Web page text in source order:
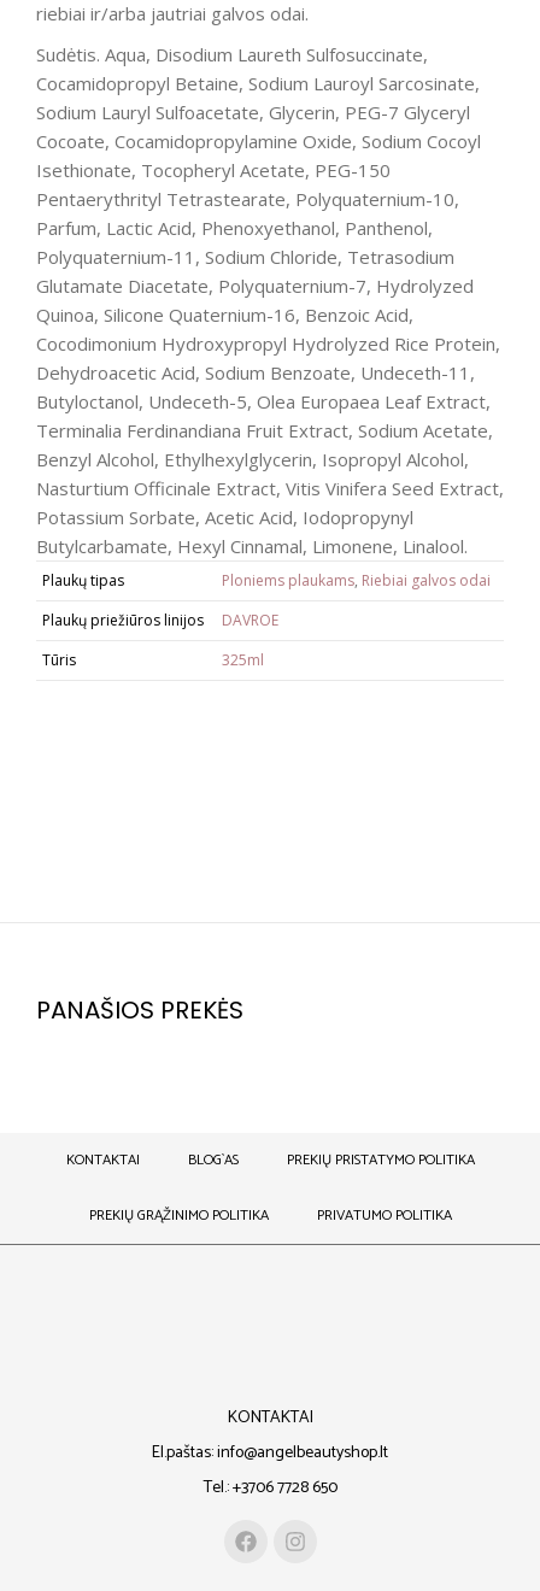
riebiai ir/arba jautriai galvos odai.
Sudėtis. Aqua, Disodium Laureth Sulfosuccinate,
Cocamidopropyl Betaine, Sodium Lauroyl Sarcosinate,
Sodium Lauryl Sulfoacetate, Glycerin, PEG-7 Glyceryl
Cocoate, Cocamidopropylamine Oxide, Sodium Cocoyl
Isethionate, Tocopheryl Acetate, PEG-150
Pentaerythrityl Tetrastearate, Polyquaternium-10,
Parfum, Lactic Acid, Phenoxyethanol, Panthenol,
Polyquaternium-11, Sodium Chloride, Tetrasodium
Glutamate Diacetate, Polyquaternium-7, Hydrolyzed
Quinoa, Silicone Quaternium-16, Benzoic Acid,
Cocodimonium Hydroxypropyl Hydrolyzed Rice Protein,
Dehydroacetic Acid, Sodium Benzoate, Undeceth-11,
Butyloctanol, Undeceth-5, Olea Europaea Leaf Extract,
Terminalia Ferdinandiana Fruit Extract, Sodium Acetate,
Benzyl Alcohol, Ethylhexylglycerin, Isopropyl Alcohol,
Nasturtium Officinale Extract, Vitis Vinifera Seed Extract,
Potassium Sorbate, Acetic Acid, Iodopropynyl
Butylcarbamate, Hexyl Cinnamal, Limonene, Linalool.
Plaukų tipas Ploniems plaukams, Riebiai galvos odai
Plaukų priežiūros linijos
DAVROE
Tūris
325ml
PANAŠIOS PREKĖS
KONTAKTAI BLOG`AS PREKIŲ PRISTATYMO POLITIKA
PREKIŲ GRĄŽINIMO POLITIKA PRIVATUMO POLITIKA
KONTAKTAI
El.paštas: info@angelbeautyshop.lt
Tel.: +3706 7728 650